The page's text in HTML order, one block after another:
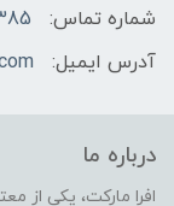
شماره تماس:
آدرس ایمیل:
درباره ما
افرا مارکت، یکی از